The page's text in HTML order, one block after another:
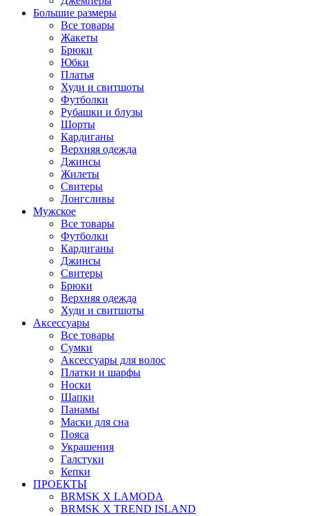
Большие размеры
Все товары
Жакеты
Брюки
Юбки
Платья
Худи и свитшоты
Футболки
Рубашки и блузы
Шорты
Кардиганы
Верхняя одежда
Джинсы
Жилеты
Свитеры
Лонгсливы
Мужское
Все товары
Футболки
Кардиганы
Джинсы
Свитеры
Брюки
Верхняя одежда
Худи и свитшоты
Аксессуары
Все товары
Сумки
Аксессуары для волос
Платки и шарфы
Носки
Шапки
Панамы
Маски для сна
Пояса
Украшения
Галстуки
Кепки
ПРОЕКТЫ
BRMSK X LAMODA
BRMSK X TREND ISLAND